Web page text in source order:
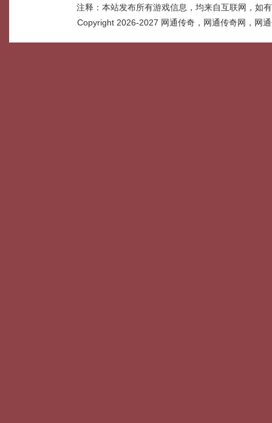
注释：本站发布所有游戏信息，均来自互联网，如
Copyright 2026-2027 网通传奇，网通传奇网，网